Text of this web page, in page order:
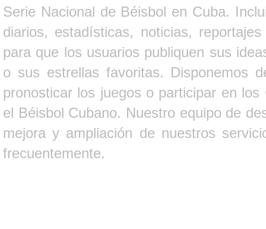
Serie Nacional de Béisbol en Cuba.
diarios, estadísticas, noticias,
para que los usuarios publiquen sus
o sus estrellas favoritas. Disponemos
pronosticar los juegos o participar en
el Béisbol Cubano. Nuestro equipo de
mejora y ampliación de nuestros
frecuentemente.